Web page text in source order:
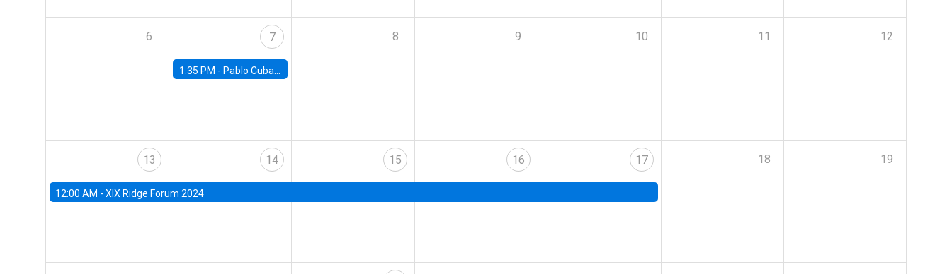
6 7
1:35 PM - Pablo Cuba, FED Board
8 9 10 11 12
13
12:00 AM - XIX Ridge Forum 2024
14 15 16 17 18 19